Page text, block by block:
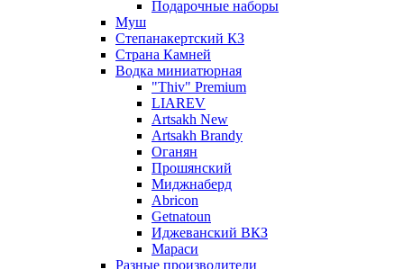
Подарочные наборы
Муш
Степанакертский КЗ
Страна Камней
Водка миниатюрная
"Thiv" Premium
LIAREV
Artsakh New
Artsakh Brandy
Оганян
Прошянский
Миджнаберд
Abricon
Getnatoun
Иджеванский ВКЗ
Мараси
Разные производители